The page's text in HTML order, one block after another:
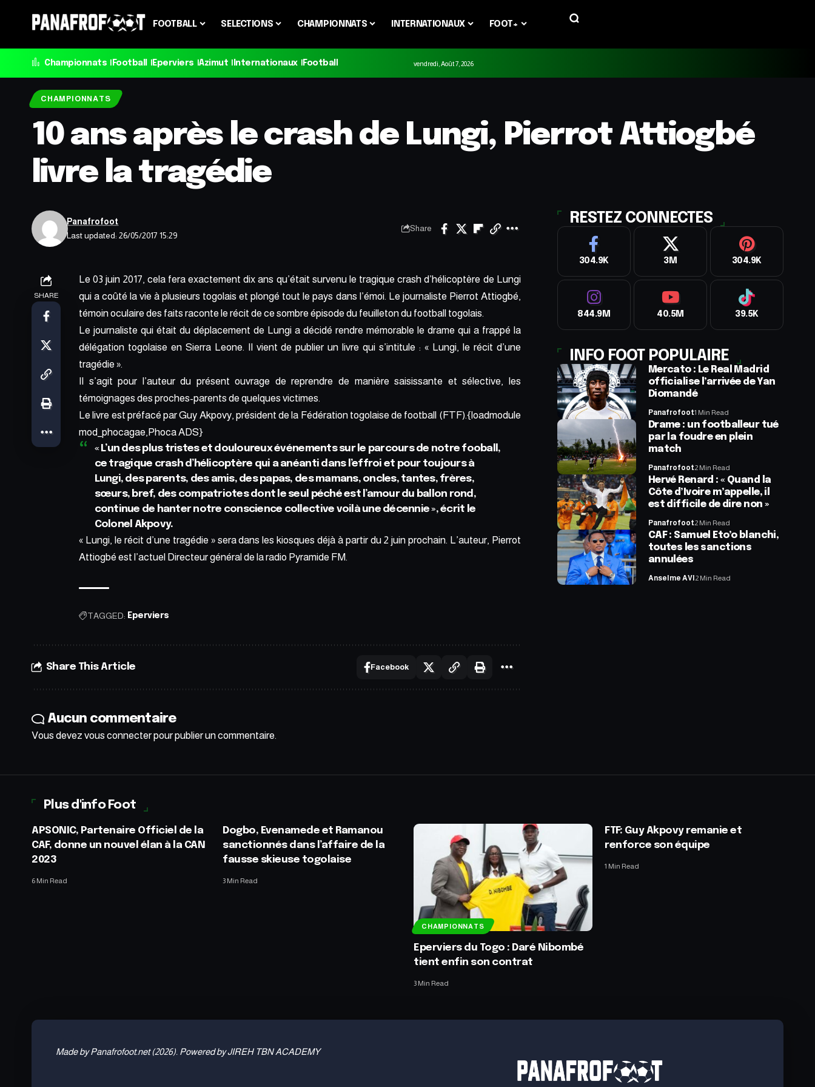
FOOTBALL SELECTIONS CHAMPIONNATS INTERNATIONAUX FOOT+
Championnats Football Eperviers Azimut Internationaux Football vendredi, Août 7, 2026
CHAMPIONNATS
10 ans après le crash de Lungi, Pierrot Attiogbé
livre la tragédie
Last updated: 26/05/2017 15:29
Panafrofoot
Share
SHARE
Le 03 juin 2017, cela fera exactement dix ans qu’était survenu le tragique crash d’hélicoptère de Lungi
qui a coûté la vie à plusieurs togolais et plongé tout le pays dans l’émoi. Le journaliste Pierrot Attiogbé,
témoin oculaire des faits raconte le récit de ce sombre épisode du feuilleton du football togolais.
Le journaliste qui était du déplacement de Lungi a décidé rendre mémorable le drame qui a frappé la
délégation togolaise en Sierra Leone. Il vient de publier un livre qui s’intitule : « Lungi, le récit d’une
tragédie ».
Il s’agit pour l’auteur du présent ouvrage de reprendre de manière saisissante et sélective, les
témoignages des proches-parents de quelques victimes.
Le livre est préfacé par Guy Akpovy, président de la Fédération togolaise de football (FTF).{loadmodule
mod_phocagae,Phoca ADS}
« L’un des plus tristes et douloureux événements sur le parcours de notre fooball,
ce tragique crash d’hélicoptère qui a anéanti dans l’effroi et pour toujours à
Lungi, des parents, des amis, des papas, des mamans, oncles, tantes, frères,
sœurs, bref, des compatriotes dont le seul péché est l’amour du ballon rond,
continue de hanter notre conscience collective voilà une décennie », écrit le
Colonel Akpovy.
« Lungi, le récit d’une tragédie » sera dans les kiosques déjà à partir du 2 juin prochain. L’auteur, Pierrot
Attiogbé est l’actuel Directeur général de la radio Pyramide FM.
TAGGED: Eperviers
Share This Article Facebook
Aucun commentaire
Vous devez vous connecterpour publier un commentaire.
RESTEZ CONNECTES
304.9K 3M 304.9K
844.9M 40.5M 39.5K
INFO FOOT POPULAIRE
Mercato : Le Real Madrid
officialise l’arrivée de Yan
Diomandé
Panafrofoot1 Min Read
Drame : un footballeur tué
par la foudre en plein
match
Panafrofoot2 Min Read
Hervé Renard : « Quand la
Côte d’Ivoire m’appelle, il
est difficile de dire non »
Panafrofoot2 Min Read
CAF : Samuel Eto’o blanchi,
toutes les sanctions
annulées
Anselme AVI 2 Min Read
Plus d'info Foot
APSONIC, Partenaire Officiel de la
CAF, donne un nouvel élan à la CAN
2023
6 Min Read
Dogbo, Evenamede et Ramanou
sanctionnés dans l’affaire de la
fausse skieuse togolaise
3 Min Read
CHAMPIONNATS
Eperviers du Togo : Daré Nibombé
tient enfin son contrat
3 Min Read
FTF: Guy Akpovy remanie et
renforce son équipe
1 Min Read
Made by Panafrofoot.net (2026). Powered by JIREH TBN ACADEMY